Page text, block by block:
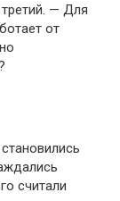
— Для
от
считали